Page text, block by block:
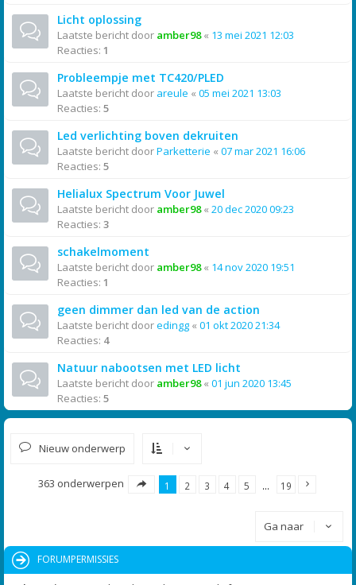
Licht oplossing
Laatste bericht door amber98« 13 mei 2021 12:03
Reacties: 1
Probleempje met TC420/PLED
Laatste bericht door areule « 05 mei 2021 13:03
Reacties: 5
Led verlichting boven dekruiten
Laatste bericht doorParketterie « 07 mar 2021 16:06
Reacties: 5
Helialux Spectrum Voor Juwel
Laatste bericht door amber98« 20 dec 2020 09:23
Reacties: 3
schakelmoment
Laatste bericht door amber98« 14 nov 2020 19:51
Reacties: 1
geen dimmer dan led van de action
Laatste bericht dooredingg « 01 okt 2020 21:34
Reacties: 4
Natuur nabootsen met LED licht
Laatste bericht door amber98« 01 jun 2020 13:45
Reacties: 5
Nieuw onderwerp
363 onderwerpen 1 2 3 4 5 … 19
Ga naar
FORUMPERMISSIES